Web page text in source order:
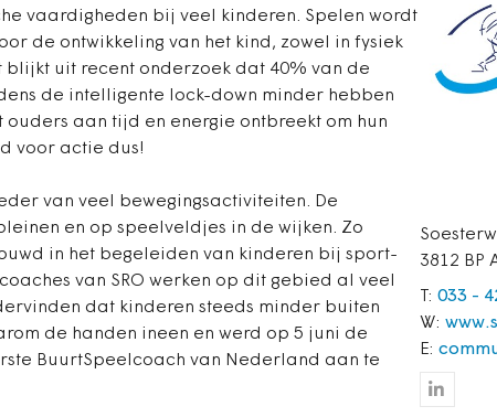
vaardigheden bij veel kinderen. Spelen wordt
de ontwikkeling van het kind, zowel in fysiek
uit recent onderzoek dat 40% van de
de intelligente lock-down minder hebben
aan tijd en energie ontbreekt om hun
voor actie dus!
van veel bewegingsactiviteiten. De
en op speelveldjes in de wijken. Zo
in het begeleiden van kinderen bij sport-
van SRO werken op dit gebied al veel
dat kinderen steeds minder buiten
de handen ineen en werd op 5 juni de
BuurtSpeelcoach van Nederland aan te
3812 BP
T: 033 -
W:
E: